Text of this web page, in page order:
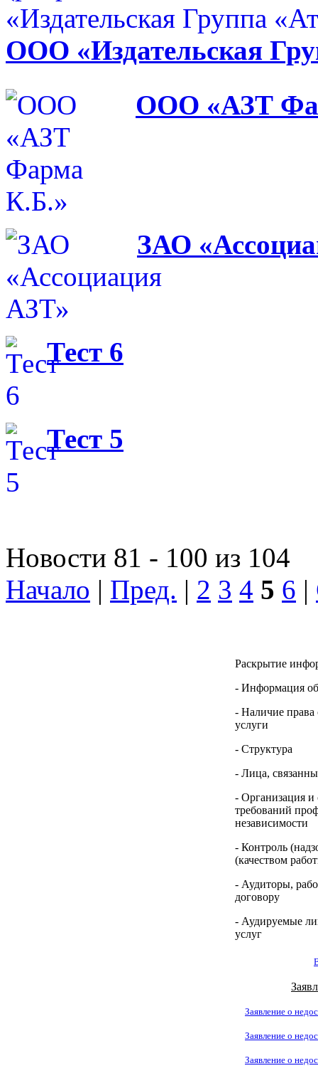
ООО «Издательская
ООО «АЗТ
ЗАО
Тест 6
Тест 5
Новости 81 - 100 из 104
Начало | Пред. | 2 3 4 5 6 |
Раскрытие
- Информация
- Наличие права
услуги
- Структура
- Лица,
- Организация и
требований
независимости
- Контроль
(качеством
- Аудиторы,
договору
- Аудируемые
услуг
Заявление о
Заявление о
Заявление о